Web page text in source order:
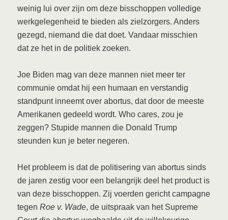
weinig lui over zijn om deze bisschoppen volledige
werkgelegenheid te bieden als zielzorgers. Anders
gezegd, niemand die dat doet. Vandaar misschien
dat ze het in de politiek zoeken.
Joe Biden mag van deze mannen niet meer ter
communie omdat hij een humaan en verstandig
standpunt inneemt over abortus, dat door de meeste
Amerikanen gedeeld wordt. Who cares, zou je
zeggen? Stupide mannen die Donald Trump
steunden kun je beter negeren.
Het probleem is dat de politisering van abortus sinds
de jaren zestig voor een belangrijk deel het product is
van deze bisschoppen. Zij voerden gericht campagne
tegenRoe v. Wade, de uitspraak van het Supreme